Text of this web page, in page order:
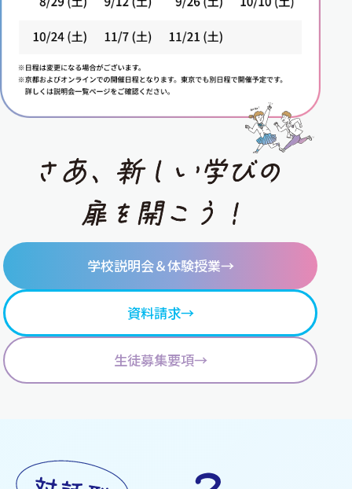
学校説明会＆体験授業→
資料請求→
生徒募集要項→